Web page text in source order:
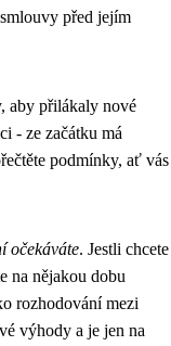
před jejím
aby přilákaly nové
- ze začátku má
podmínky, ať vás
očekáváte. Jestli chcete
na nějakou dobu
rozhodování mezi
výhody a je jen na